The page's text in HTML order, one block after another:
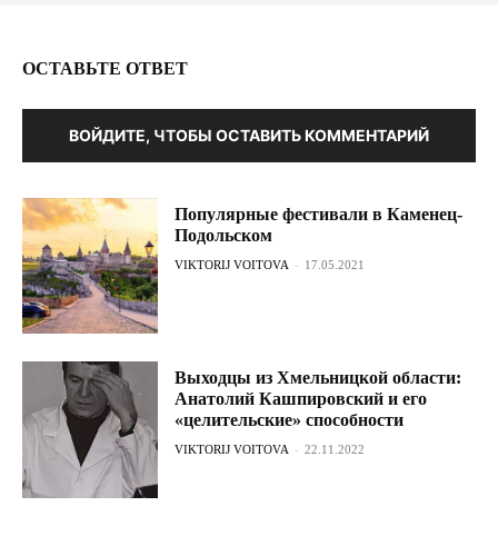
ОСТАВЬТЕ ОТВЕТ
ВОЙДИТЕ, ЧТОБЫ ОСТАВИТЬ КОММЕНТАРИЙ
Популярные фестивали в Каменец-
Подольском
VIKTORIJ VOITOVA - 17.05.2021
Выходцы из Хмельницкой области:
Анатолий Кашпировский и его
«целительские» способности
VIKTORIJ VOITOVA - 22.11.2022